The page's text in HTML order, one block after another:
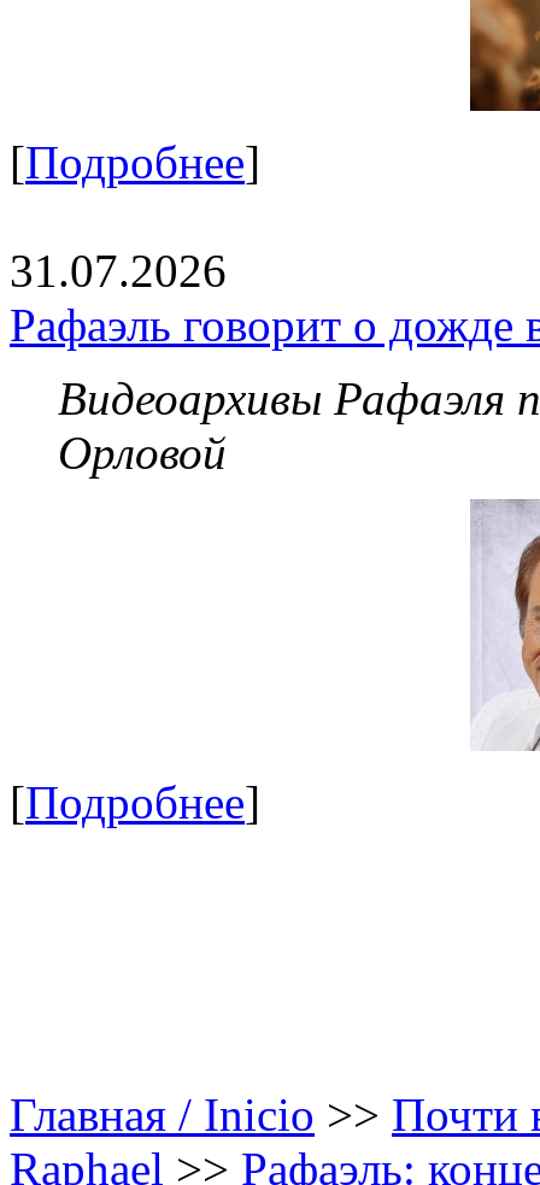
[Подробнее]
31.07.2026
Рафаэль говорит о дожде
Видеоархивы Рафаэля
Орловой
[Подробнее]
Главная / Inicio >> Почти
Raphael >> Рафаэль: